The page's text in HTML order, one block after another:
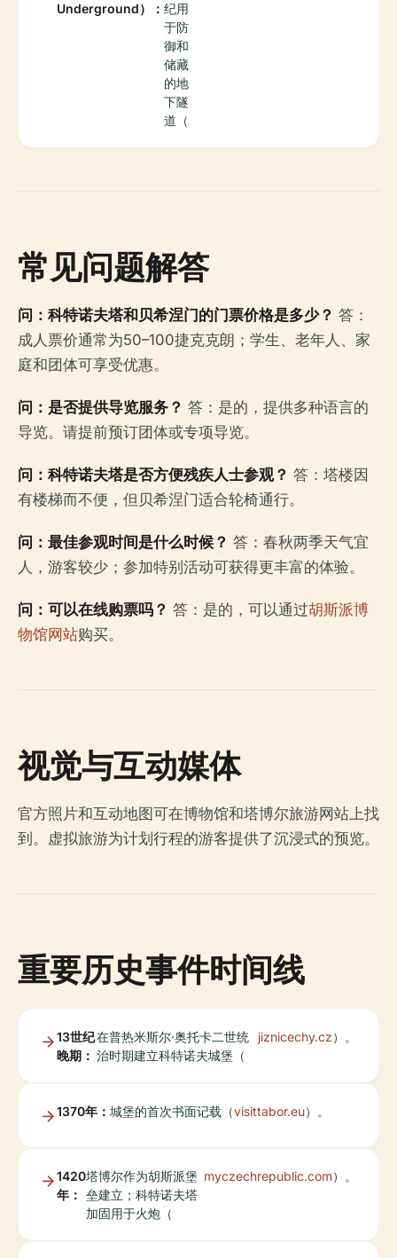
Underground）： 纪用
于防
御和
储藏
的地
下隧
道（
常见问题解答
问：科特诺夫塔和贝希涅门的门票价格是多少？ 答：
成人票价通常为50–100捷克克朗；学生、老年人、家
庭和团体可享受优惠。
问：是否提供导览服务？ 答：是的，提供多种语言的
导览。请提前预订团体或专项导览。
问：科特诺夫塔是否方便残疾人士参观？ 答：塔楼因
有楼梯而不便，但贝希涅门适合轮椅通行。
问：最佳参观时间是什么时候？ 答：春秋两季天气宜
人，游客较少；参加特别活动可获得更丰富的体验。
问：可以在线购票吗？ 答：是的，可以通过胡斯派博
物馆网站购买。
视觉与互动媒体
官方照片和互动地图可在博物馆和塔博尔旅游网站上找
到。虚拟旅游为计划行程的游客提供了沉浸式的预览。
重要历史事件时间线
13世纪
晚期：
在普热米斯尔·奥托卡二世统
治时期建立科特诺夫城堡（
jiznicechy.cz）。
1370年： 城堡的首次书面记载（visittabor.eu）。
1420
年：
塔博尔作为胡斯派堡
垒建立；科特诺夫塔
加固用于火炮（
myczechrepublic.com）。